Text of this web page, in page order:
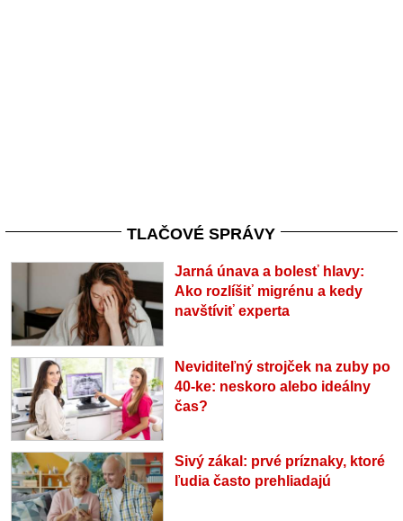
TLAČOVÉ SPRÁVY
Jarná únava a bolesť hlavy:
Ako rozlíšiť migrénu a kedy
navštíviť experta
Neviditeľný strojček na zuby po
40-ke: neskoro alebo ideálny
čas?
Sivý zákal: prvé príznaky, ktoré
ľudia často prehliadajú